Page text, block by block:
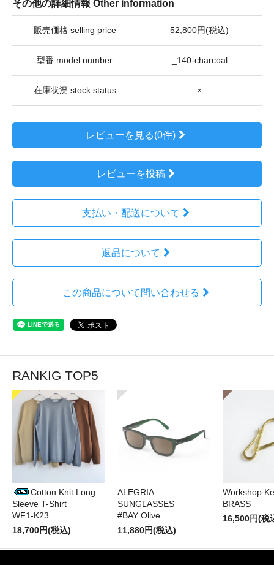
その他の詳細情報 Other information
販売価格 selling price 52,800円(税込)
型番 model number _140-charcoal
在庫状況 stock status ×
レビューを見る(0件)
レビューを投稿
支払い・配送について
返品について
この商品について問い合わせる
RANKIG TOP5
Cotton Knit Long
Sleeve T-Shirt
WF1-K23
18,700円(税込)
ALEGRIA
SUNGLASSES
#BAY Olive
11,880円(税込)
Workshop
BRASS
16,500円(税